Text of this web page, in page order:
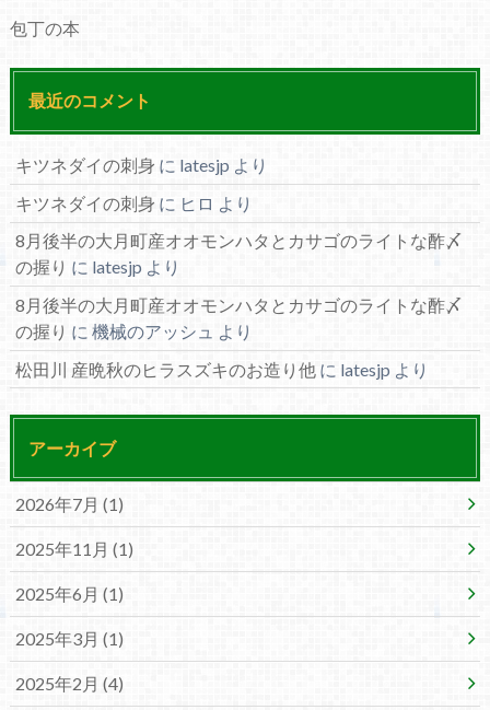
包丁の本
最近のコメント
キツネダイの刺身 に latesjp より
キツネダイの刺身 に ヒロ より
8月後半の大月町産オオモンハタとカサゴのライトな酢〆
の握り に latesjp より
8月後半の大月町産オオモンハタとカサゴのライトな酢〆
の握り に 機械のアッシュ より
松田川 産晩秋のヒラスズキのお造り他 に latesjp より
アーカイブ
2026年7月 (1)
2025年11月 (1)
2025年6月 (1)
2025年3月 (1)
2025年2月 (4)